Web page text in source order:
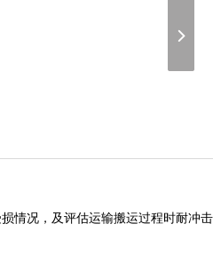
情况，及评估运输搬运过程时耐冲